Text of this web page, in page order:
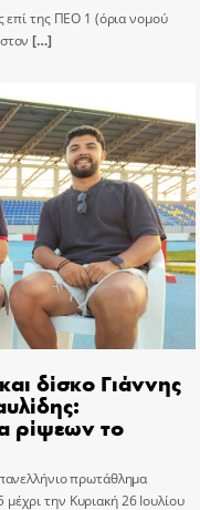
επί της ΠΕΟ 1 (όρια νομού
[…]
δίσκο Γιάννης
ρίψεων το
πρωτάθλημα
την Κυριακή 26 Ιουλίου